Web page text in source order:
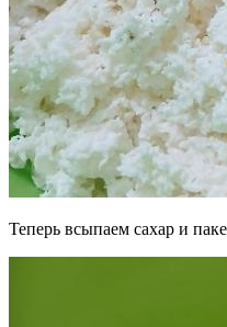
Теперь всыпаем сахар и